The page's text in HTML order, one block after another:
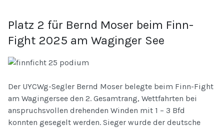
Platz 2 für Bernd Moser beim Finn-
Fight 2025 am Waginger See
Der UYCWg-Segler Bernd Moser belegte beim Finn-Fight
am Wagingersee den 2. Gesamtrang, Wettfahrten bei
anspruchsvollen drehenden Winden mit 1 – 3 Bfd
konnten gesegelt werden. Sieger wurde der deutsche